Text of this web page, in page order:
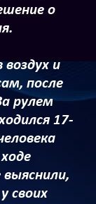
о
и
после
рулем
17-
своих